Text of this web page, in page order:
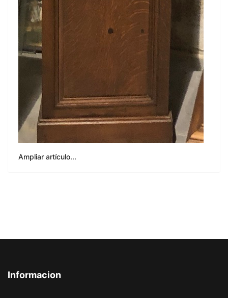
Ampliar artículo...
Informacion